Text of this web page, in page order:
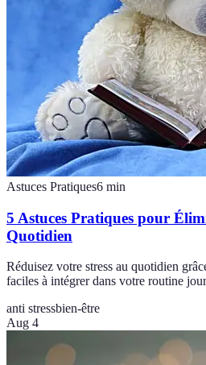
Astuces Pratiques6 min
5 Astuces Pratiques pour
Quotidien
Réduisez votre stress au quotidien
faciles à intégrer dans votre routine
anti stressbien-être
Aug 4